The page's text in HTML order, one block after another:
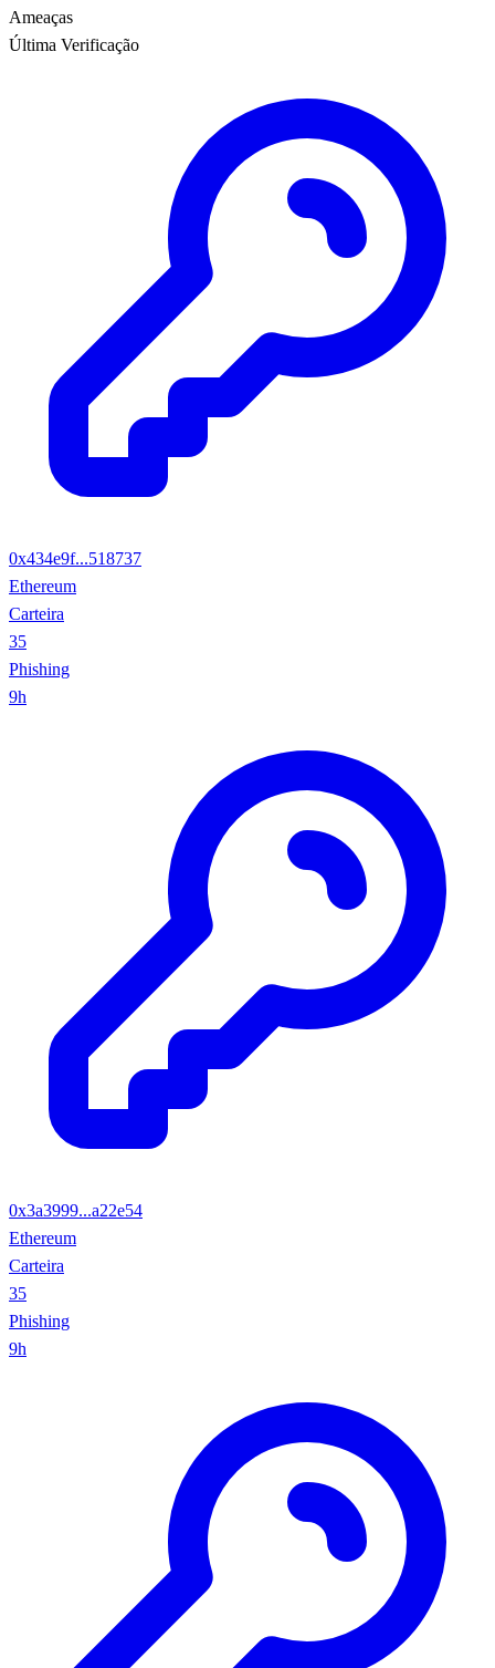
Ameaças
Última Verificação
0x434e9f...518737
Ethereum
Carteira
35
Phishing
9h
0x3a3999...a22e54
Ethereum
Carteira
35
Phishing
9h